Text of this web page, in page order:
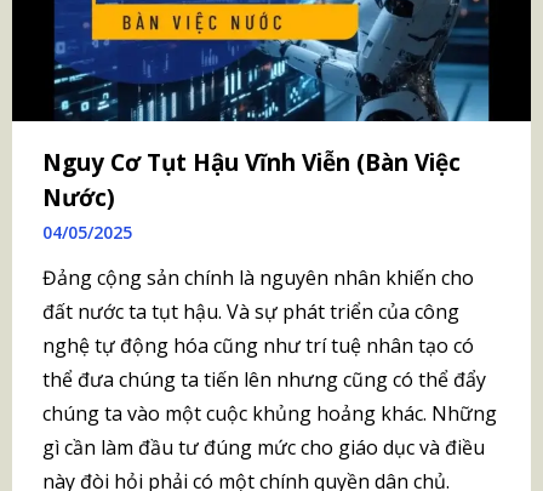
Nguy Cơ Tụt Hậu Vĩnh Viễn (Bàn Việc
Nước)
04/05/2025
Đảng cộng sản chính là nguyên nhân khiến cho
đất nước ta tụt hậu. Và sự phát triển của công
nghệ tự động hóa cũng như trí tuệ nhân tạo có
thể đưa chúng ta tiến lên nhưng cũng có thể đẩy
chúng ta vào một cuộc khủng hoảng khác. Những
gì cần làm đầu tư đúng mức cho giáo dục và điều
này đòi hỏi phải có một chính quyền dân chủ.